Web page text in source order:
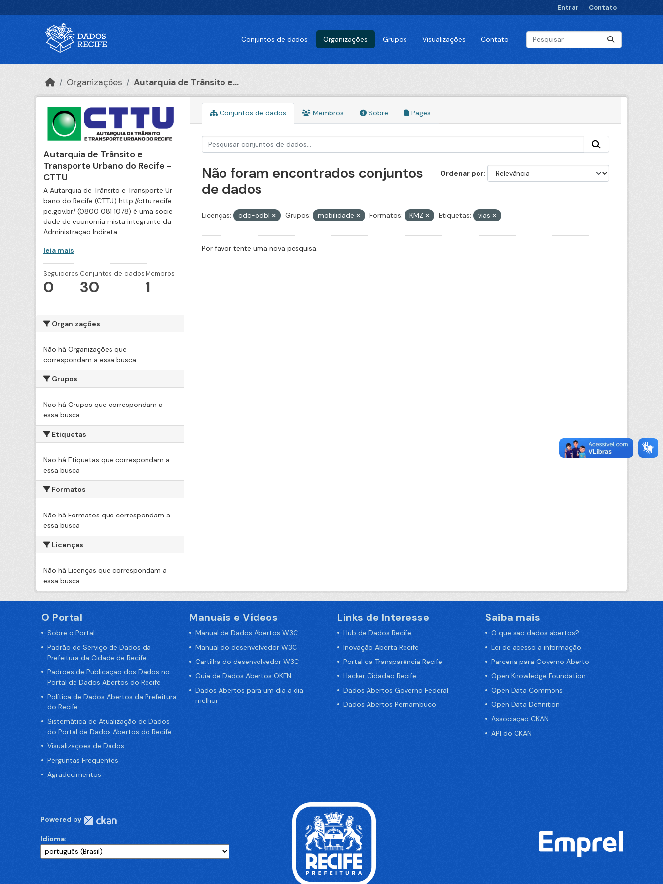
Entrar Contato
Conjuntos de dados Organizações Grupos Visualizações Contato
Organizações Autarquia de Trânsito e...
Autarquia de Trânsito e
Transporte Urbano do Recife -
CTTU
A Autarquia de Trânsito e Transporte Ur
bano do Recife (CTTU) http://cttu.recife.
pe.gov.br/ (0800 081 1078) é uma socie
dade de economia mista integrante da
Administração Indireta...
leia mais
Seguidores
0
Conjuntos de dados
30
Membros
1
Organizações
Não há Organizações que
correspondam a essa busca
Grupos
Não há Grupos que correspondam a
essa busca
Etiquetas
Não há Etiquetas que correspondam a
essa busca
Formatos
Não há Formatos que correspondam a
essa busca
Licenças
Não há Licenças que correspondam a
essa busca
Conjuntos de dados Membros Sobre Pages
Ordenar por
Não foram encontrados conjuntos
de dados
Licenças: odc-odbl Grupos: mobilidade Formatos: KMZ Etiquetas: vias
Por favor tente uma nova pesquisa.
O Portal
Sobre o Portal
Padrão de Serviço de Dados da
Prefeitura da Cidade de Recife
Padrões de Publicação dos Dados no
Portal de Dados Abertos do Recife
Política de Dados Abertos da Prefeitura
do Recife
Sistemática de Atualização de Dados
do Portal de Dados Abertos do Recife
Visualizações de Dados
Perguntas Frequentes
Agradecimentos
Manuais e Vídeos
Manual de Dados Abertos W3C
Manual do desenvolvedor W3C
Cartilha do desenvolvedor W3C
Guia de Dados Abertos OKFN
Dados Abertos para um dia a dia
melhor
Links de Interesse
Hub de Dados Recife
Inovação Aberta Recife
Portal da Transparência Recife
Hacker Cidadão Recife
Dados Abertos Governo Federal
Dados Abertos Pernambuco
Saiba mais
O que são dados abertos?
Lei de acesso a informação
Parceria para Governo Aberto
Open Knowledge Foundation
Open Data Commons
Open Data Definition
Associação CKAN
API do CKAN
Powered by
Idioma